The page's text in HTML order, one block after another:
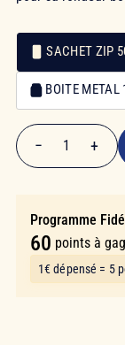
Emballage
Emballage
SACHET ZIP
BOITE METAL
11,90 €
− 1 +
Programme
60 points à
1€ dépensé = 5